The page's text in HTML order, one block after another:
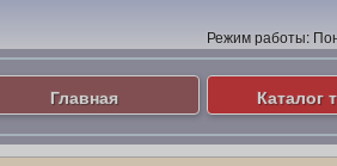
Режим работы:
Главная Каталог